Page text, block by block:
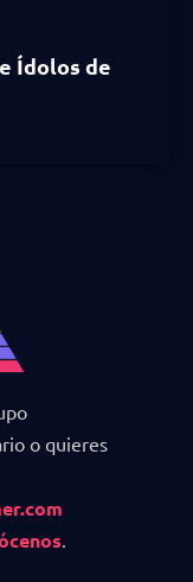
Ídolos de
o quieres
.